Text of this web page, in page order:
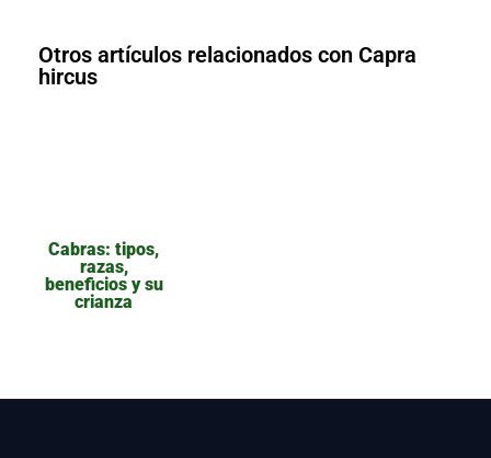
Otros artículos relacionados con Capra
hircus
Cabras: tipos,
razas,
beneficios y su
crianza